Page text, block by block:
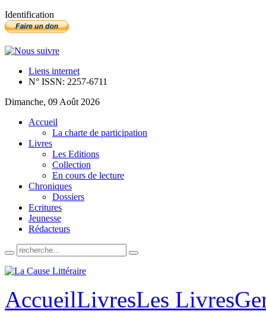
Identification
Liens internet
N° ISSN: 2257-6711
Dimanche, 09 Août 2026
Accueil
La charte de participation
Livres
Les Editions
Collection
En cours de lecture
Chroniques
Dossiers
Ecritures
Jeunesse
Rédacteurs
AccueilLivresLes Livres